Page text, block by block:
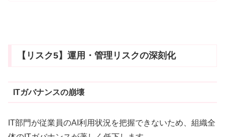
【リスク5】運用・管理リスクの深刻化
ITガバナンスの崩壊
IT部門が従業員のAI利用状況を把握できないため、組織全